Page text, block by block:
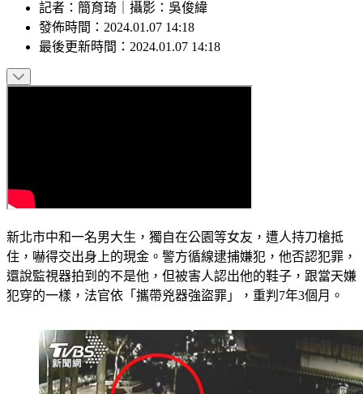
發佈時間：2024.01.07 14:18
最後更新時間：2024.01.07 14:18
住，嚇得交出身上的現金。警方循線逮捕嫌犯，他否認犯罪，
還說監視器拍到的不是他，但被害人認出他的鞋子，跟當天嫌
犯穿的一樣，法官依「攜帶兇器強盜罪」，重判7年3個月。